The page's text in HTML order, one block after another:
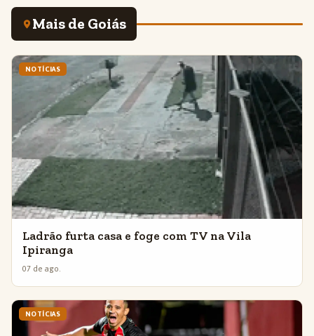
Mais de Goiás
NOTÍCIAS
Ladrão furta casa e foge com TV na Vila
Ipiranga
07 de ago.
NOTÍCIAS